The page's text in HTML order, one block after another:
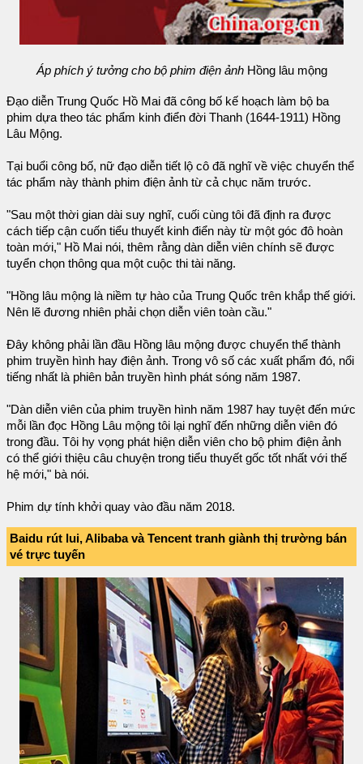
Áp phích ý tưởng cho bộ phim điện ảnhHồng lâu mộng
Đạo diễn Trung Quốc Hồ Mai đã công bố kế hoạch làm bộ ba
phim dựa theo tác phẩm kinh điển đời Thanh (1644-1911) Hồng
Lâu Mộng.
Tại buổi công bố, nữ đạo diễn tiết lộ cô đã nghĩ về việc chuyển thể
tác phẩm này thành phim điện ảnh từ cả chục năm trước.
"Sau một thời gian dài suy nghĩ, cuối cùng tôi đã định ra được
cách tiếp cận cuốn tiểu thuyết kinh điển này từ một góc đô hoàn
toàn mới," Hồ Mai nói, thêm rằng dàn diễn viên chính sẽ được
tuyển chọn thông qua một cuộc thi tài năng.
"Hồng lâu mộng là niềm tự hào của Trung Quốc trên khắp thế giới.
Nên lẽ đương nhiên phải chọn diễn viên toàn cầu."
Đây không phải lần đầu Hồng lâu mộng được chuyển thể thành
phim truyền hình hay điện ảnh. Trong vô số các xuất phẩm đó, nổi
tiếng nhất là phiên bản truyền hình phát sóng năm 1987.
"Dàn diễn viên của phim truyền hình năm 1987 hay tuyệt đến mức
mỗi lần đọc Hồng Lâu mộng tôi lại nghĩ đến những diễn viên đó
trong đầu. Tôi hy vọng phát hiện diễn viên cho bộ phim điện ảnh
có thể giới thiệu câu chuyện trong tiểu thuyết gốc tốt nhất với thế
hệ mới," bà nói.
Phim dự tính khởi quay vào đầu năm 2018.
Baidu rút lui, Alibaba và Tencent tranh giành thị trường bán
vé trực tuyến